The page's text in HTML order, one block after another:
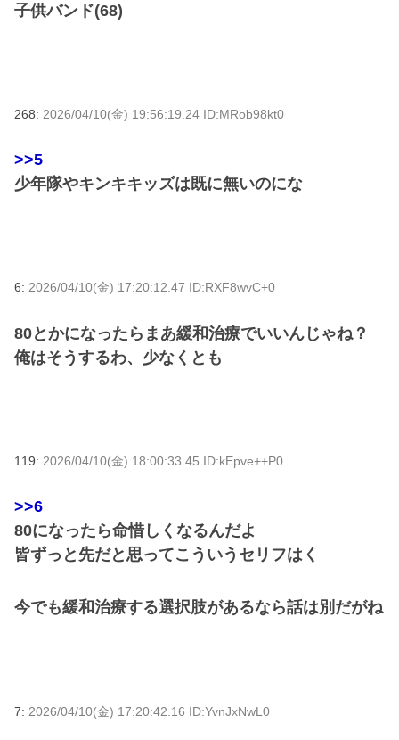
子供バンド(68)
268: 2026/04/10(金) 19:56:19.24 ID:MRob98kt0
>>5
少年隊やキンキキッズは既に無いのにな
6: 2026/04/10(金) 17:20:12.47 ID:RXF8wvC+0
80とかになったらまあ緩和治療でいいんじゃね？
俺はそうするわ、少なくとも
119: 2026/04/10(金) 18:00:33.45 ID:kEpve++P0
>>6
80になったら命惜しくなるんだよ
皆ずっと先だと思ってこういうセリフはく
今でも緩和治療する選択肢があるなら話は別だがね
7: 2026/04/10(金) 17:20:42.16 ID:YvnJxNwL0